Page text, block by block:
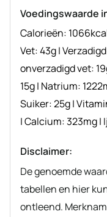
Voedingswaarde
Calorieën: 1066
Vet:43g|
onverzadigd vet: 19
15g| Natrium: 1222
Suiker:25g|
|Calcium:323mg|
Disclaimer:
De genoemde waardes zijn gebaseerd op standaard
tabellen en hier
ontleend.